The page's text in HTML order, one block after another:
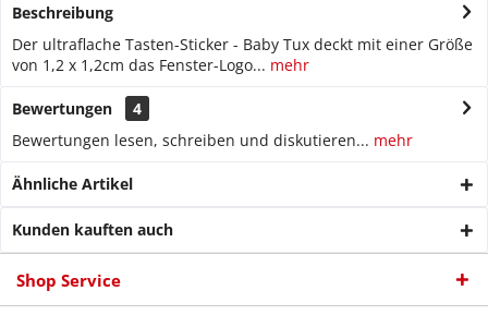
Beschreibung
Der ultraflache Tasten-Sticker - Baby Tux deckt mit einer Größe
von 1,2 x 1,2cm das Fenster-Logo... mehr
Bewertungen
4
Bewertungen lesen, schreiben und diskutieren... mehr
Ähnliche Artikel
Kunden kauften auch
Shop Service